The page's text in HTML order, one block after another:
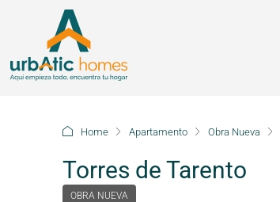
Home Apartamento Obra Nueva
Torres de Tarento
OBRA NUEVA